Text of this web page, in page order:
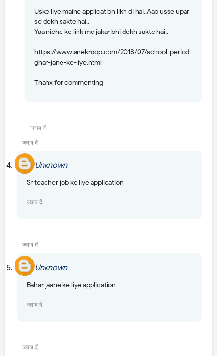
Uske liye maine application likh di hai..Aap usse upar
se dekh sakte hai..
Yaa niche ke link me jakar bhi dekh sakte hai..
https://www.anekroop.com/2018/07/school-period-
ghar-jane-ke-liye.html
Thanx for commenting
जवाब दें
जवाब दें
Unknown
Sr teacher job ke liye application
जवाब दें
जवाब दें
Unknown
Bahar jaane ke liye application
जवाब दें
जवाब दें